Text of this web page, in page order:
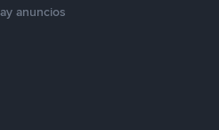
anuncios